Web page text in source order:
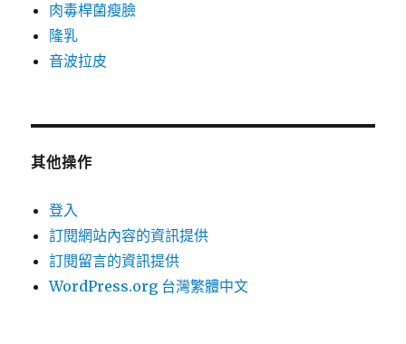
肉毒桿菌瘦臉
隆乳
音波拉皮
其他操作
登入
訂閱網站內容的資訊提供
訂閱留言的資訊提供
WordPress.org 台灣繁體中文